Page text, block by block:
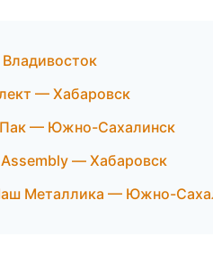
— Хабаровск
— Южно-Сахалинск
— Хабаровск
Металлика — Южно-